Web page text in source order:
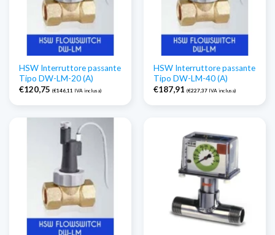
HSW Interruttore passante
Tipo DW-LM-20 (A)
€120,75 (€146,11 IVA inclusa)
HSW Interruttore passante
Tipo DW-LM-40 (A)
€187,91 (€227,37 IVA inclusa)